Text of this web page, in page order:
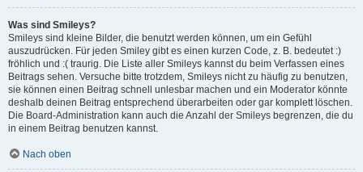
Was sind Smileys?
Smileys sind kleine Bilder, die benutzt werden können, um ein Gefühl
auszudrücken. Für jeden Smiley gibt es einen kurzen Code, z. B. bedeutet :)
fröhlich und :( traurig. Die Liste aller Smileys kannst du beim Verfassen eines
Beitrags sehen. Versuche bitte trotzdem, Smileys nicht zu häufig zu benutzen,
sie können einen Beitrag schnell unlesbar machen und ein Moderator könnte
deshalb deinen Beitrag entsprechend überarbeiten oder gar komplett löschen.
Die Board-Administration kann auch die Anzahl der Smileys begrenzen, die du
in einem Beitrag benutzen kannst.
Nach oben